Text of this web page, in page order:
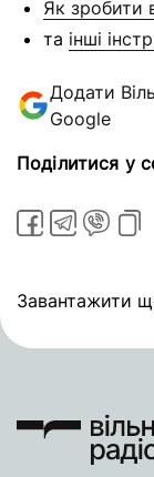
Як зробити
та інші
Додати
Google
Поділитися у
Завантажити